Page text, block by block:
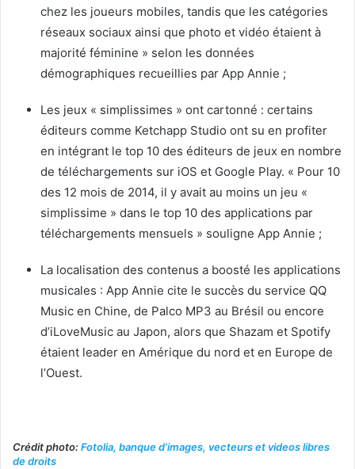
chez les joueurs mobiles, tandis que les catégories
réseaux sociaux ainsi que photo et vidéo étaient à
majorité féminine » selon les données
démographiques recueillies par App Annie ;
Les jeux « simplissimes » ont cartonné : certains
éditeurs comme Ketchapp Studio ont su en profiter
en intégrant le top 10 des éditeurs de jeux en nombre
de téléchargements sur iOS et Google Play. « Pour 10
des 12 mois de 2014, il y avait au moins un jeu «
simplissime » dans le top 10 des applications par
téléchargements mensuels » souligne App Annie ;
La localisation des contenus a boosté les applications
musicales : App Annie cite le succès du service QQ
Music en Chine, de Palco MP3 au Brésil ou encore
d’iLoveMusic au Japon, alors que Shazam et Spotify
étaient leader en Amérique du nord et en Europe de
l’Ouest.
Crédit photo:Fotolia, banque d’images, vecteurs et videos libres
de droits